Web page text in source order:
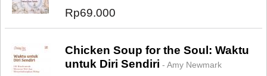
Rp69.000
Chicken Soup for the Soul: Waktu
untuk Diri Sendiri - Amy Newmark